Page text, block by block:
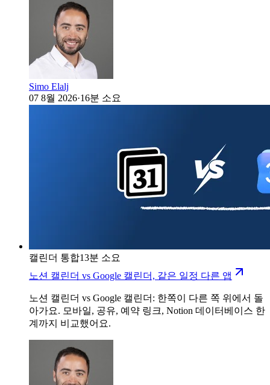
Simo Elalj
07 8월 2026·16분 소요
캘린더 통합13분 소요
노션 캘린더 vs Google 캘린더, 같은 일정 다른 앱
노션 캘린더 vs Google 캘린더: 한쪽이 다른 쪽 위에서 돌
아가요. 모바일, 공유, 예약 링크, Notion 데이터베이스 한
계까지 비교했어요.